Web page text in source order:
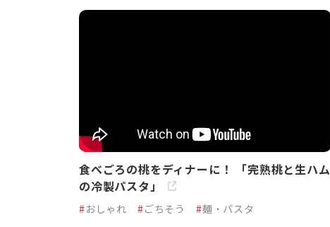
食べごろの桃をディナーに！ 「完熟桃と生ハム
の冷製パスタ」
#おしゃれ #ごちそう #麺・パスタ